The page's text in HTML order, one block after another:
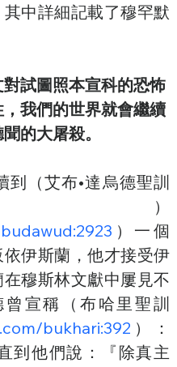
中詳細記載了穆罕默
試圖照本宣科的恐怖
我們的世界就會繼續
的大屠殺。
到（艾布•達烏德聖訓
）
）一個
伊斯蘭，他才接受伊
穆斯林文獻中屢見不
宣稱（布哈里聖訓
bukhari:392 ）：
到他們說：『除真主